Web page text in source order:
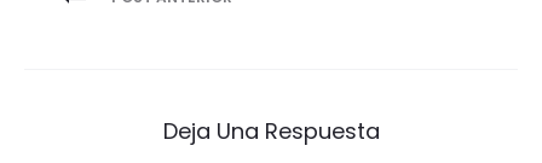
Deja Una Respuesta